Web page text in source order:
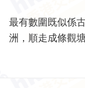
最有數圍既似係
洲，順走成條觀